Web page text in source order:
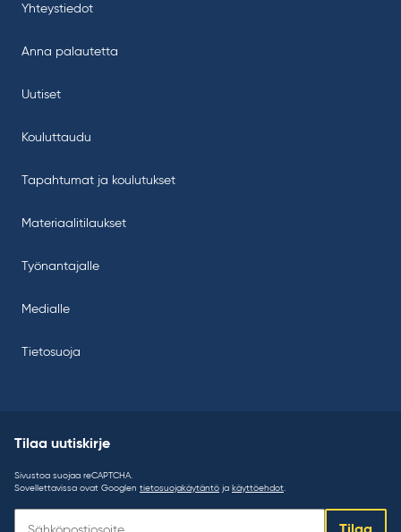
Yhteystiedot
Anna palautetta
Uutiset
Kouluttaudu
Tapahtumat ja koulutukset
Materiaalitilaukset
Työnantajalle
Medialle
Tietosuoja
Tilaa uutiskirje
Sivustoa suojaa reCAPTCHA.
Sovellettavissa ovat Googlen tietosuojakäytäntö ja käyttöehdot.
uutiskirje: